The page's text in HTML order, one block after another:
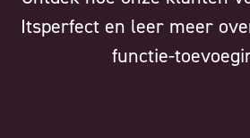
Itsperfect en leer meer
functie-